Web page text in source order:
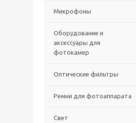
Микрофоны
Оборудование и
аксессуары для
фотокамер
Оптические фильтры
Ремни для фотоаппарата
Свет